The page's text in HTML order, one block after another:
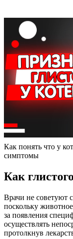
Как понять что у
симптомы
Как
Врачи не советуют
поскольку
за появления
осуществлять
протолкнув